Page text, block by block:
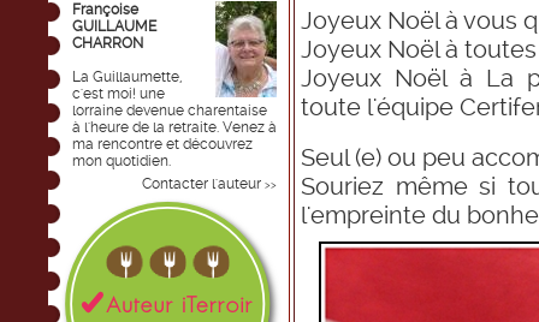
Françoise
GUILLAUME
CHARRON
La Guillaumette,
c'est moi! une
lorraine devenue charentaise
à l'heure de la retraite. Venez à
ma rencontre et découvrez
mon quotidien.
Contacter l'auteur >>
Joyeux Noël à vous
Joyeux Noël à
Joyeux Noël à La
toute l'équipe
Seul (e) ou peu
Souriez même si
l'empreinte du